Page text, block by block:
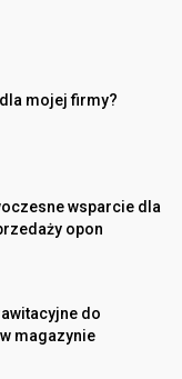
mojej firmy?
wsparcie dla
opon
do
magazynie